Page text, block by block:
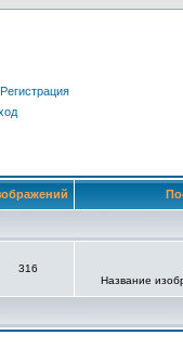
Регистрация
316
Название